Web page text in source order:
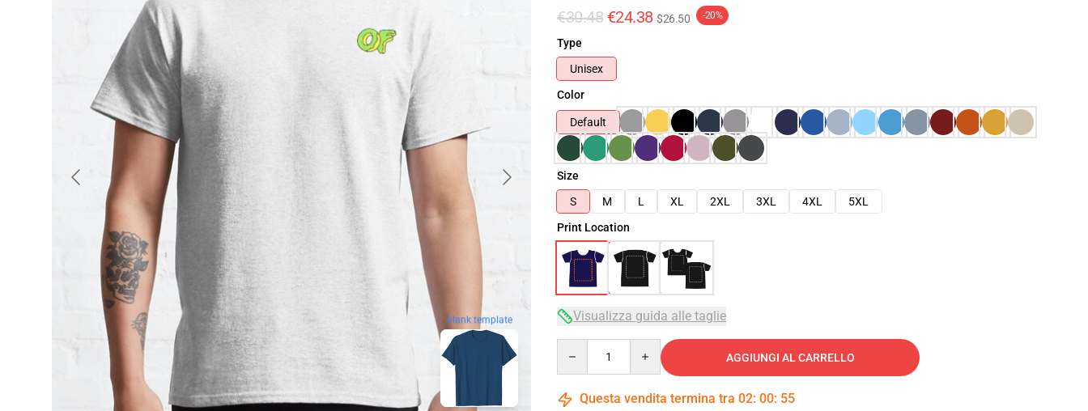
blank template
€30.48 €24.38 $26.50 -20%
Type
Unisex
Color
Default
Size
S
M L XL 2XL 3XL 4XL
5XL
Print Location
Visualizza guida alle taglie
AGGIUNGI AL CARRELLO
Questa vendita termina tra 02: 00: 54